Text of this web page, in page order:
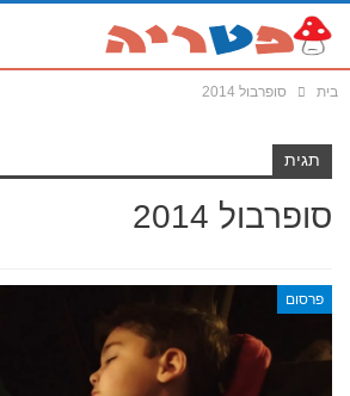
בית סופרבול 2014
תגית
סופרבול 2014
פרסום